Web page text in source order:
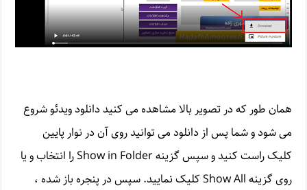
همان طور که در تصویر بالا مشاهده می کنید دانلود ویدئو شروع
می شود و شما پس از دانلود می توانید روی آن در نوار پایین
کلیک راست کنید و سپس گزینه Show in Folder را انتخاب و یا
روی گزینه Show All کلیک نمایید. سپس در پنجره باز شده ،